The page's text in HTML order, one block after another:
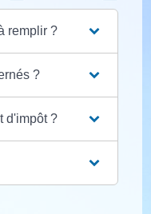
remplir ?
?
d'impôt ?